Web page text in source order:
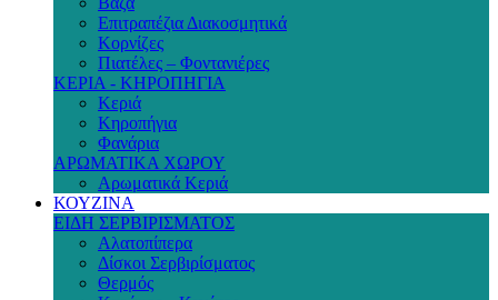
Επιτραπέζια Διακοσμητικά
Κορνίζες
Πιατέλες – Φοντανιέρες
ΚΕΡΙΑ - ΚΗΡΟΠΗΓΙΑ
Κεριά
Κηροπήγια
Φανάρια
ΑΡΩΜΑΤΙΚΑ ΧΩΡΟΥ
Αρωματικά Κεριά
ΚΟΥΖΙΝΑ
ΕΙΔΗ ΣΕΡΒΙΡΙΣΜΑΤΟΣ
Αλατοπίπερα
Δίσκοι Σερβιρίσματος
Θερμός